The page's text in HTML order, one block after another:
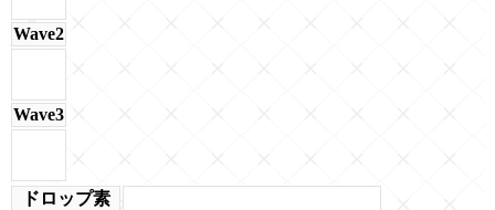
Wave2
Wave3
ドロップ素